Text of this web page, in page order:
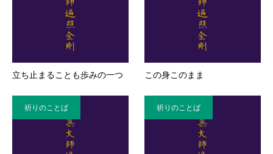
立ち止まることも歩みの一つ この身このまま
祈りのことば 祈りのことば